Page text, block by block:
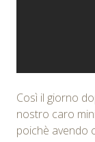
Così il giorno
nostro caro
poichè avendo